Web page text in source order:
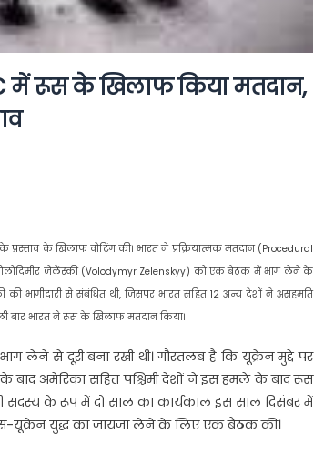
में रूस के खिलाफ किया मतदान,
के खिलाफ वोटिंग की। भारत ने प्रक्रियात्मक मतदान (Procedural
वोलोदिमीर जेलेंस्की (Volodymyr Zelenskyy) को एक बैठक में भाग लेने के
की भागीदारी से संबंधित थी, जिसपर भारत सहित 12 अन्य देशों ने असहमति
बार भारत ने रूस के खिलाफ मतदान किया।
लेने से दूरी बना रखी थी। गौरतलब है कि यूक्रेन मुद्दे पर
के बाद अमेरिका सहित पश्चिमी देशों ने इस हमले के बाद रूस
सदस्य के रूप में दो साल का कार्यकाल इस साल दिसंबर में
रूस-यूक्रेन युद्ध का जायजा लेने के लिए एक बैठक की।